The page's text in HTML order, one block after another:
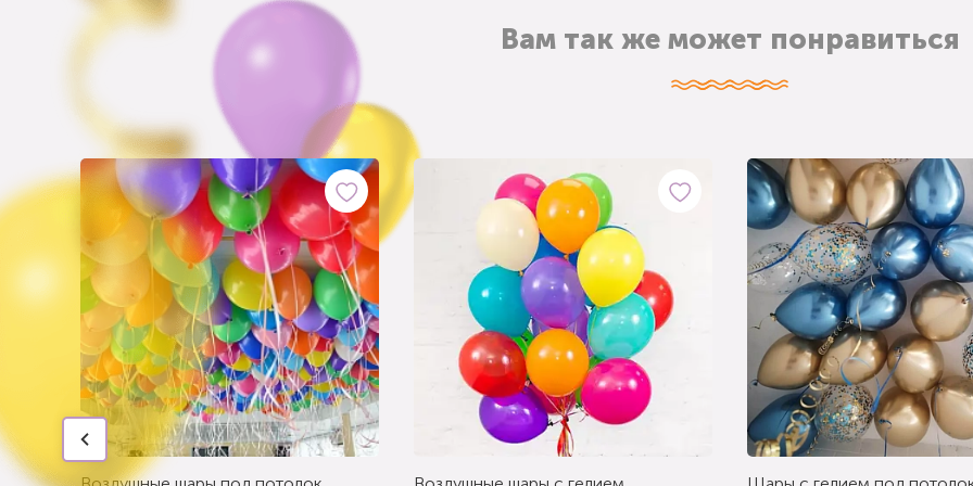
Вам так же может понравиться